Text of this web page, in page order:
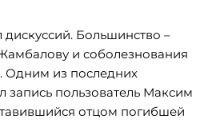
Большинство –
и соболезнования
из последних
запись пользователь Максим
отцом погибшей